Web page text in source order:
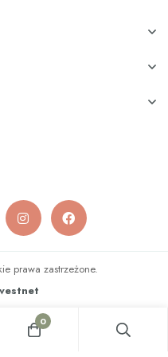
prawa zastrzeżone.
0